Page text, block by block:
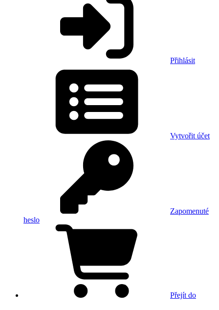
Přihlásit
Vytvořit účet
Zapomenuté
heslo
Přejít do